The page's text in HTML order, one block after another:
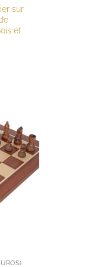
sur
et